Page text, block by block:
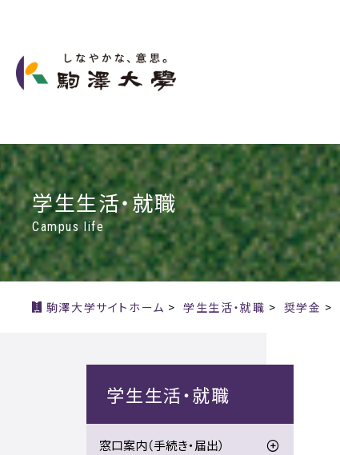
学生生活・就職
Campus life
駒澤大学サイトホーム >学生生活・就職 > 奨学金 >
学生生活・就職
窓口案内（手続き・届出）